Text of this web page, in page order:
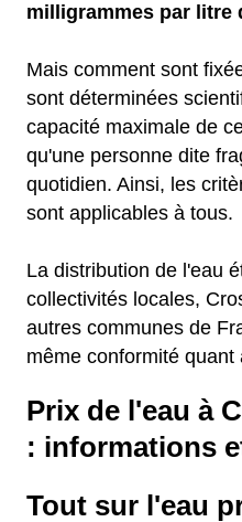
milligrammes par litre
Mais comment sont
sont déterminées
capacité maximale de
qu'une personne dite
quotidien. Ainsi, les
sont applicables à tous.
La distribution de l'eau
collectivités locales,
autres communes de
même conformité quant
Prix de l'eau à
: informations
Tout sur l'eau